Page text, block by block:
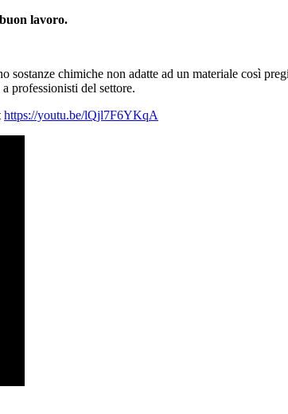
lavoro.
chimiche non adatte ad un materiale così
professionisti del settore.
https://youtu.be/lQjl7F6YKqA